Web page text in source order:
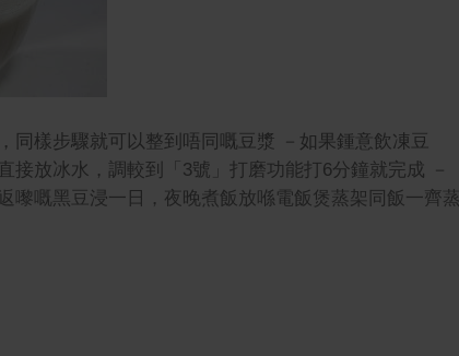
同樣步驟就可以整到唔同嘅豆漿 －如果鍾意飲凍豆
放冰水，調較到「3號」打磨功能打6分鐘就完成 －
嚟嘅黑豆浸一日，夜晚煮飯放喺電飯煲蒸架同飯一齊蒸